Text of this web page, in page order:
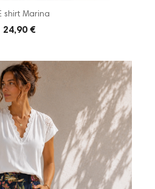
shirt Marina
24,90 €